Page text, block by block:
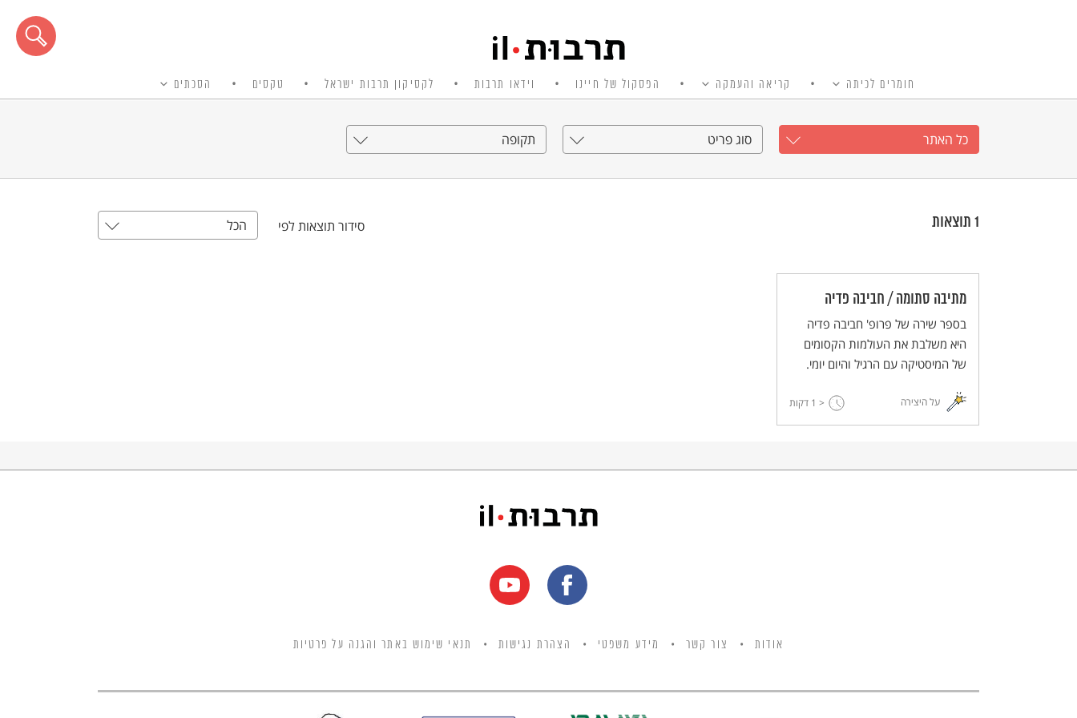
חומרים לכיתה קריאה והעמקה הפסקול של חיינו וידאו תרבות לקסיקון תרבות ישראל טקסים הסכתים
כל האתר סוג פריט תקופה
1 תוצאות סידור תוצאות לפי הכל
מתיבה סתומה / חביבה פדיה
בספר שירה של פרופ' חביבה פדיה
היא משלבת את העולמות הקסומים
של המיסטיקה עם הרגיל והיום יומי.
על היצירה < 1 דקות
אודות צור קשר מידע משפטי הצהרת נגישות תנאי שימוש באתר והגנה על פרטיות